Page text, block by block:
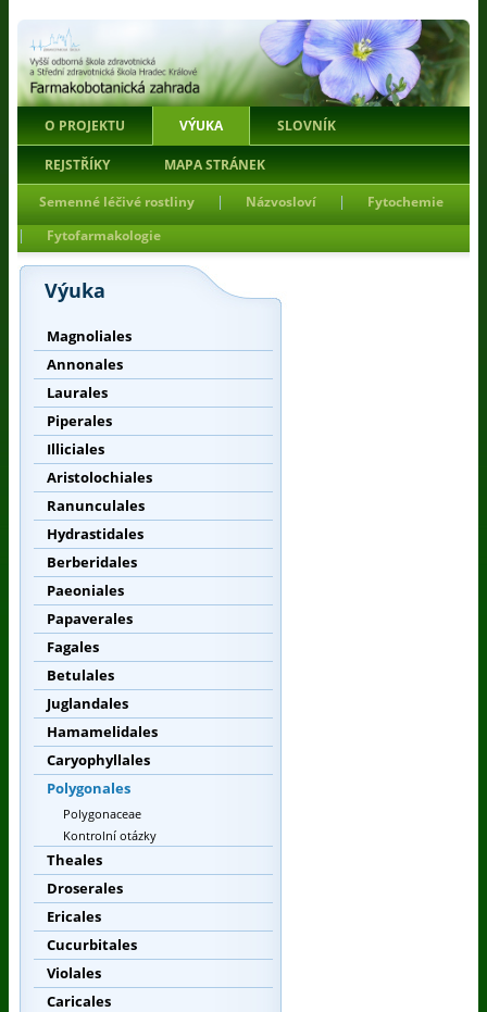
O PROJEKTU VÝUKA SLOVNÍK
REJSTŘÍKY
MAPA STRÁNEK
Semenné léčivé rostliny
| Názvosloví | Fytochemie
| Fytofarmakologie
Výuka
Magnoliales
Annonales
Laurales
Piperales
Illiciales
Aristolochiales
Ranunculales
Hydrastidales
Berberidales
Paeoniales
Papaverales
Fagales
Betulales
Juglandales
Hamamelidales
Caryophyllales
Polygonales
Polygonaceae
Kontrolní otázky
Theales
Droserales
Ericales
Cucurbitales
Violales
Caricales